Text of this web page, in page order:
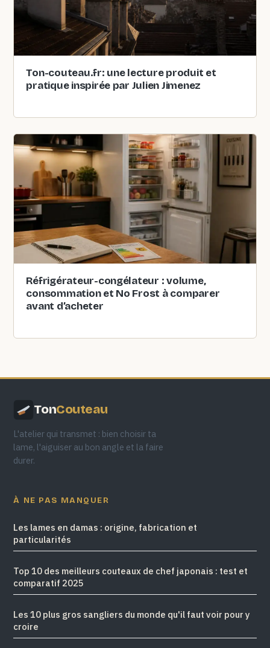
Ton-couteau.fr: une lecture produit et
pratique inspirée par Julien Jimenez
Réfrigérateur-congélateur : volume,
consommation et No Frost à comparer
avant d’acheter
TonCouteau
L'atelier qui transmet : bien choisir ta
lame, l'aiguiser au bon angle et la faire
durer.
À NE PAS MANQUER
Les lames en damas : origine, fabrication et
particularités
Top 10 des meilleurs couteaux de chef japonais : test et
comparatif 2025
Les 10 plus gros sangliers du monde qu'il faut voir pour y
croire